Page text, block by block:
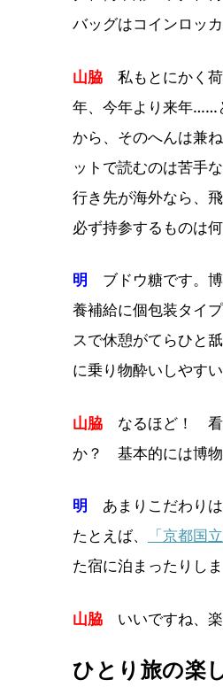
バッグはコインロッ
山脇 私もとにかく荷
年、今年より来年……
から、そのへんは兼
ットで読むのは苦手
行き先が海外なら、
必ず持参するものは
明 ブドウ糖です。
養補給に個包装タイ
スで休憩がてらひと
に乗り物酔いしやす
山脇 なるほど！ 看
か？ 基本的には博物
明 あまりこだわりは
たとえば、
「京都国
た宿に泊まったりしま
山脇 いいですね、楽
ひとり旅の楽